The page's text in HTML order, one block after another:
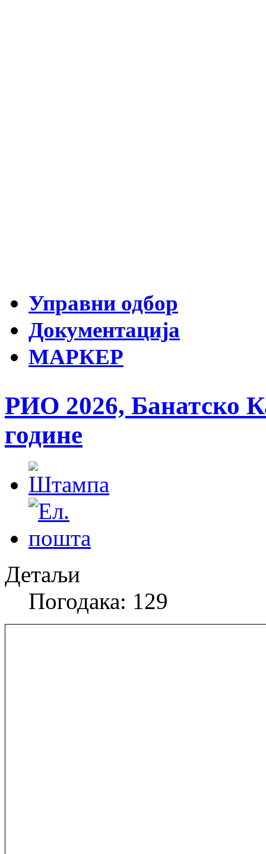
Управни одбор
Документација
МАРКЕР
РИО 2026, Банатско
године
Детаљи
Погодака: 129